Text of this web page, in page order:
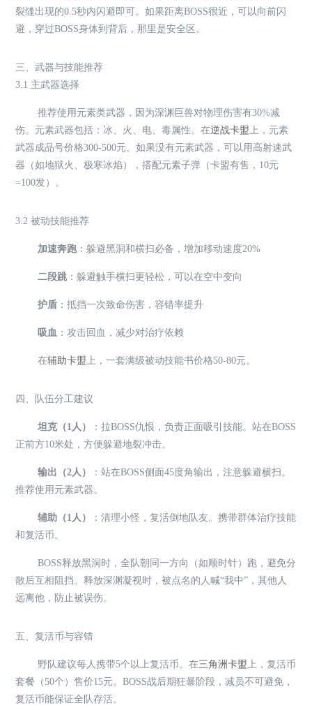
裂缝出现的0.5秒内闪避即可。如果距离BOSS很近，可以向前闪
避，穿过BOSS身体到背后，那里是安全区。
三、武器与技能推荐
3.1 主武器选择
推荐使用元素类武器，因为深渊巨兽对物理伤害有30%减
伤。元素武器包括：冰、火、电、毒属性。在逆战卡盟上，元素
武器成品号价格300-500元。如果没有元素武器，可以用高射速武
器（如地狱火、极寒冰焰），搭配元素子弹（卡盟有售，10元
=100发）。
3.2 被动技能推荐
加速奔跑：躲避黑洞和横扫必备，增加移动速度20%
二段跳 ：躲避触手横扫更轻松，可以在空中变向
护盾 ：抵挡一次致命伤害，容错率提升
吸血 ：攻击回血，减少对治疗依赖
在辅助卡盟上，一套满级被动技能书价格50-80元。
四、队伍分工建议
坦克（1人）
：拉BOSS仇恨，负责正面吸引技能。站在BOSS
正前方10米处，方便躲避地裂冲击。
输出（2人）
：站在BOSS侧面45度角输出，注意躲避横扫。
推荐使用元素武器。
辅助（1人）
：清理小怪，复活倒地队友。携带群体治疗技能
和复活币。
BOSS释放黑洞时，全队朝同一方向（如顺时针）跑，避免分
散后互相阻挡。释放深渊凝视时，被点名的人喊“我中”，其他人
远离他，防止被误伤。
五、复活币与容错
野队建议每人携带5个以上复活币。在三角洲卡盟上，复活币
套餐（50个）售价15元。BOSS战后期狂暴阶段，减员不可避免，
复活币能保证全队存活。